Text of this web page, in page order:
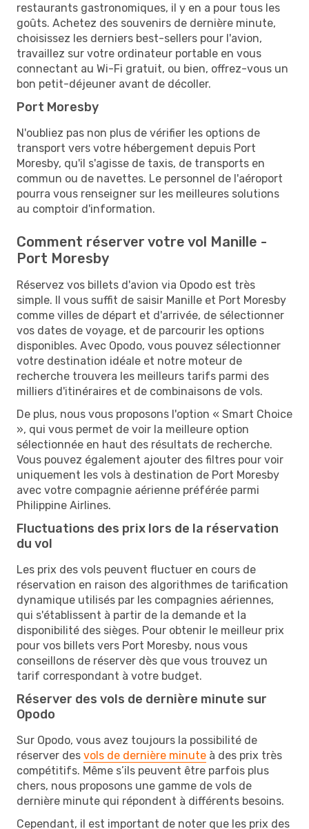
restaurants gastronomiques, il y en a pour tous les
goûts. Achetez des souvenirs de dernière minute,
choisissez les derniers best-sellers pour l'avion,
travaillez sur votre ordinateur portable en vous
connectant au Wi-Fi gratuit, ou bien, offrez-vous un
bon petit-déjeuner avant de décoller.
Port Moresby
N'oubliez pas non plus de vérifier les options de
transport vers votre hébergement depuis Port
Moresby, qu'il s'agisse de taxis, de transports en
commun ou de navettes. Le personnel de l'aéroport
pourra vous renseigner sur les meilleures solutions
au comptoir d'information.
Comment réserver votre vol Manille -
Port Moresby
Réservez vos billets d'avion via Opodo est très
simple. Il vous suffit de saisir Manille et Port Moresby
comme villes de départ et d'arrivée, de sélectionner
vos dates de voyage, et de parcourir les options
disponibles. Avec Opodo, vous pouvez sélectionner
votre destination idéale et notre moteur de
recherche trouvera les meilleurs tarifs parmi des
milliers d'itinéraires et de combinaisons de vols.
De plus, nous vous proposons l'option « Smart Choice
», qui vous permet de voir la meilleure option
sélectionnée en haut des résultats de recherche.
Vous pouvez également ajouter des filtres pour voir
uniquement les vols à destination de Port Moresby
avec votre compagnie aérienne préférée parmi
Philippine Airlines.
Fluctuations des prix lors de la réservation
du vol
Les prix des vols peuvent fluctuer en cours de
réservation en raison des algorithmes de tarification
dynamique utilisés par les compagnies aériennes,
qui s'établissent à partir de la demande et la
disponibilité des sièges. Pour obtenir le meilleur prix
pour vos billets vers Port Moresby, nous vous
conseillons de réserver dès que vous trouvez un
tarif correspondant à votre budget.
Réserver des vols de dernière minute sur
Opodo
Sur Opodo, vous avez toujours la possibilité de
réserver des vols de dernière minute à des prix très
compétitifs. Même s’ils peuvent être parfois plus
chers, nous proposons une gamme de vols de
dernière minute qui répondent à différents besoins.
Cependant, il est important de noter que les prix des